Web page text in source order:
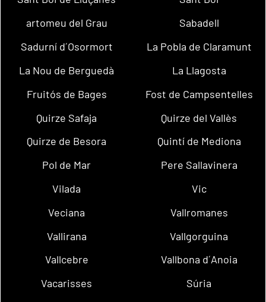
artomeu del Grau
Sabadell
Sadurní d´Osormort
La Pobla de Claramunt
La Nou de Berguedà
La Llagosta
Fruitós de Bages
Fost de Campsentelles
Quirze Safaja
Quirze del Vallès
Quirze de Besora
Quintí de Mediona
Pol de Mar
Pere Sallavinera
Vilada
Vic
Veciana
Vallromanes
Vallirana
Vallgorguina
Vallcebre
Vallbona d´Anoia
Vacarisses
Súria